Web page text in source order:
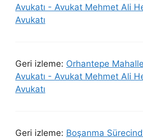
Avukatı - Avukat Mehmet Ali
Avukatı
Geri izleme: Orhantepe
Avukatı - Avukat Mehmet Ali
Avukatı
Geri izleme: Boşanma